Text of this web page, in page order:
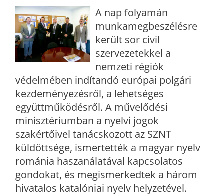
A nap folyamán
munkamegbeszélésre
került sor civil
szervezetekkel a
nemzeti régiók
védelmében indítandó európai polgári
kezdeményezésről, a lehetséges
együttműködésről. A művelődési
minisztériumban a nyelvi jogok
szakértőivel tanácskozott az SZNT
küldöttsége, ismertették a magyar nyelv
románia haszanálatával kapcsolatos
gondokat, és megismerkedtek a három
hivatalos katalóniai nyelv helyzetével.